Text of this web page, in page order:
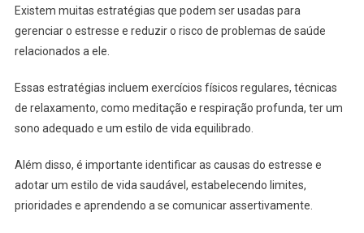
Existem muitas estratégias que podem ser usadas para
gerenciar o estresse e reduzir o risco de problemas de saúde
relacionados a ele.
Essas estratégias incluem exercícios físicos regulares, técnicas
de relaxamento, como meditação e respiração profunda, ter um
sono adequado e um estilo de vida equilibrado.
Além disso, é importante identificar as causas do estresse e
adotar um estilo de vida saudável, estabelecendo limites,
prioridades e aprendendo a se comunicar assertivamente.